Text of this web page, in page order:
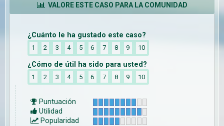
VALORE ESTE CASO PARA LA COMUNIDAD
¿Cuánto le ha gustado este caso?
1 2 3 4 5 6 7 8 9 10
¿Cómo de útil ha sido para usted?
1 2 3 4 5 6 7 8 9 10
Puntuación
Utilidad
Popularidad